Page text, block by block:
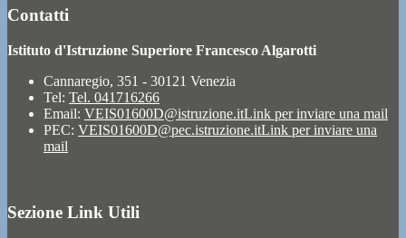
Contatti
Istituto d'Istruzione Superiore Francesco Algarotti
Cannaregio, 351 - 30121 Venezia
Tel: Tel. 041716266
Email: VEIS01600D@istruzione.itLink per inviare una mail
PEC: VEIS01600D@pec.istruzione.itLink per inviare una
mail
Sezione Link Utili